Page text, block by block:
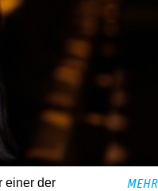
einer der
MEHR